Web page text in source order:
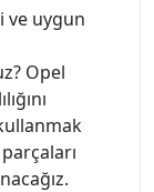
ve uygun
Opel